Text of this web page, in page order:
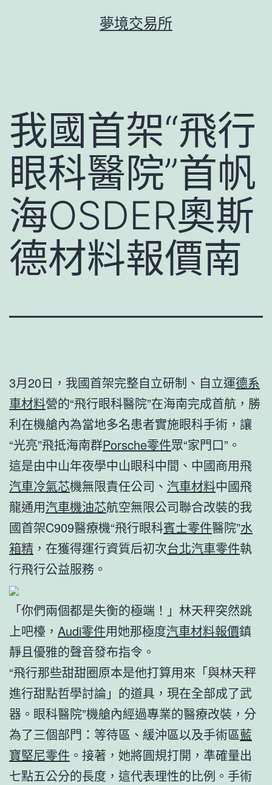
夢境交易所
我國首架“飛行
眼科醫院”首帆
海OSDER奧斯
德材料報價南
3月20日，我國首架完整自立研制、自立運德系
車材料營的“飛行眼科醫院”在海南完成首航，勝
利在機艙內為當地多名患者實施眼科手術，讓
“光亮”飛抵海南群Porsche零件眾“家門口”。
這是由中山年夜學中山眼科中間、中國商用飛
汽車冷氣芯機無限責任公司、 汽車材料中國飛
龍通用汽車機油芯航空無限公司聯合改裝的我
國首架C909醫療機“飛行眼科賓士零件醫院”水
箱精 ，在獲得運行資質后初次台北汽車零件執
行飛行公益服務。
「你們兩個都是失衡的極端！」林天秤突然跳
上吧檯， Audi零件用她那極度汽車材料報價鎮
靜且優雅的聲音發布指令。
“飛行那些甜甜圈原本是他打算用來「與林天秤
進行甜點哲學討論」的道具，現在全部成了武
器。眼科醫院”機艙內經過專業的醫療改裝，分
為了三個部門：等待區、緩沖區以及手術區藍
寶堅尼零件 。接著，她將圓規打開，準確量出
七點五公分的長度，這代表理性的比例。手術